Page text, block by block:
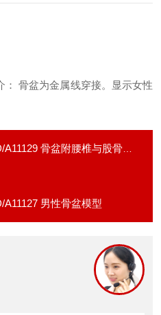
骨盆为金属线穿接。显示女性
骨盆附腰椎与股骨头模型
A11127 男性骨盆模型